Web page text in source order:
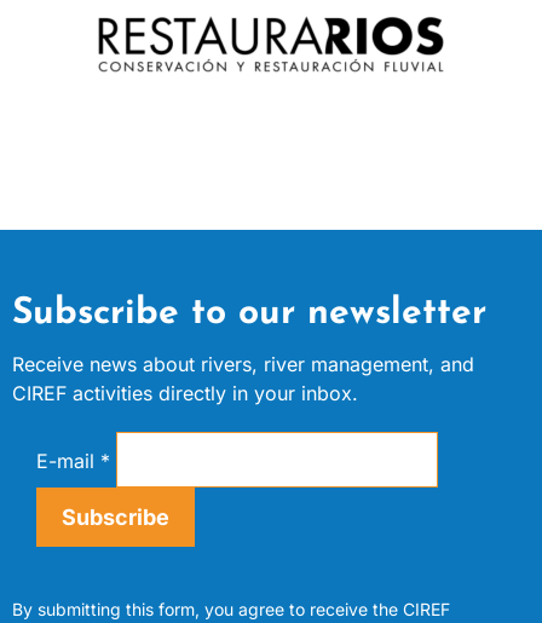
Subscribe to our newsletter
Receive news about rivers, river management, and
CIREF activities directly in your inbox.
E-mail *
Subscribe
By submitting this form, you agree to receive the CIREF